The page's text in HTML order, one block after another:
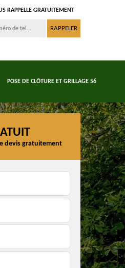
RAPPELLE GRATUITEMENT
POSE DE CLÔTURE ET GRILLAGE 56
Tonte et réfection de
pelouse 56
devis gratuitement